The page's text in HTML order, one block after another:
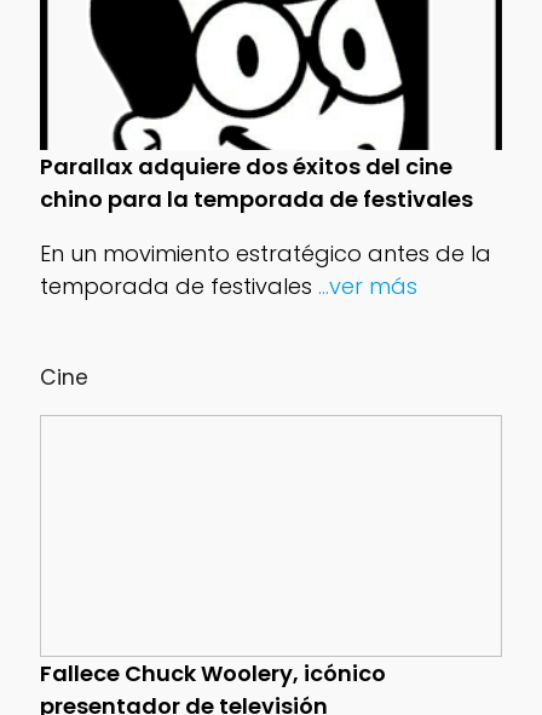
Cine
Fallece Chuck Woolery, icónico
presentador de televisión
Parallax adquiere dos éxitos del cine
chino para la temporada de festivales
En un movimiento estratégico antes de la
temporada de festivales ...ver más